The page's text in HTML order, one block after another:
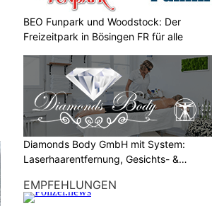
BEO Funpark und Woodstock: Der
Freizeitpark in Bösingen FR für alle
Diamonds Body GmbH mit System:
Laserhaarentfernung, Gesichts- &
EMPFEHLUNGEN